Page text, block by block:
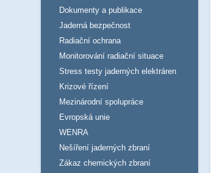
Dokumenty a publikace
Jaderná bezpečnost
Radiační ochrana
Monitorování radiační situace
Stress testy jaderných elektráren
Krizové řízení
Mezinárodní spolupráce
Evropská unie
WENRA
Nešíření jaderných zbraní
Zákaz chemických zbraní